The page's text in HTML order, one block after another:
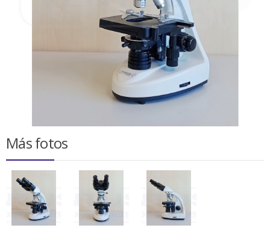
Más fotos